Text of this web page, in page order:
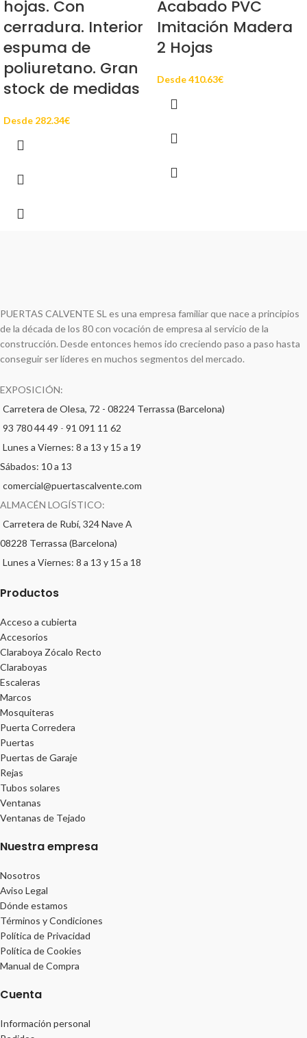
hojas. Con
cerradura. Interior
espuma de
poliuretano. Gran
stock de medidas
Desde 282.34€
Acabado PVC
Imitación Madera
2 Hojas
Desde410.63€
PUERTAS CALVENTE SL es una empresa familiar que nace a principios
de la década de los 80 con vocación de empresa al servicio de la
construcción. Desde entonces hemos ido creciendo paso a paso hasta
conseguir ser líderes en muchos segmentos del mercado.
EXPOSICIÓN:
Carretera de Olesa, 72 - 08224 Terrassa (Barcelona)
93 780 44 49 - 91 091 11 62
Lunes a Viernes: 8 a 13 y 15 a 19
Sábados: 10 a 13
comercial@puertascalvente.com
ALMACÉN LOGÍSTICO:
Carretera de Rubí, 324 Nave A
08228 Terrassa (Barcelona)
Lunes a Viernes: 8 a 13 y 15 a 18
Productos
Acceso a cubierta
Accesorios
Claraboya Zócalo Recto
Claraboyas
Escaleras
Marcos
Mosquiteras
Puerta Corredera
Puertas
Puertas de Garaje
Rejas
Tubos solares
Ventanas
Ventanas de Tejado
Nuestra empresa
Nosotros
Aviso Legal
Dónde estamos
Términos y Condiciones
Política de Privacidad
Política de Cookies
Manual de Compra
Cuenta
Información personal